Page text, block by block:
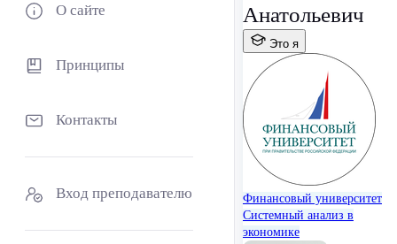
О сайте
Принципы
Контакты
Вход преподавателю
Анатольевич
Это я
Финансовый университет
Системный анализ в
экономике